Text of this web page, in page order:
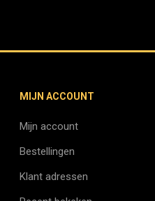
MIJN ACCOUNT
Mijn account
Bestellingen
Klant adressen